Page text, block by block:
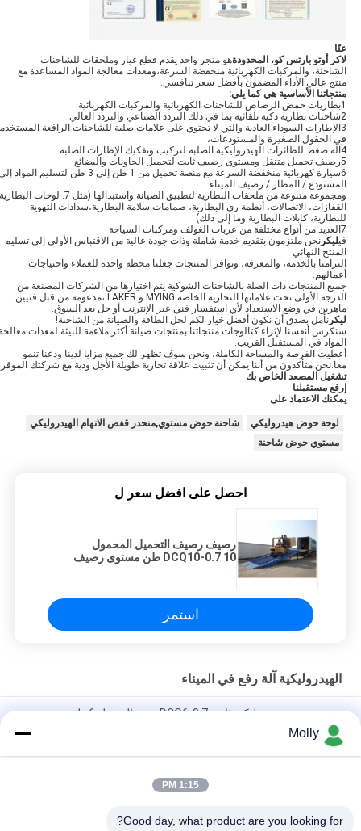
عنّا
لاكر أوتو بارتس كو، المحدودةهو متجر واحد يقدم قطع غيار وملحقات للشاحنات
الشاحنة، والمركبات الكهربائية منخفضة السرعة،ومعدات معالجة المواد المساعدة مع
منتج عالي الأداء المضمون بأفضل سعر تنافسي.
منتجاتنا الأساسية هي كما يلي:
1بطاريات حمض الرصاص للشاحنات الكهربائية والمركبات الكهربائية
2شاحنات بطارية ذكية تلقائية بما في ذلك التردد الصناعي والتردد العالي
3الإطارات السوداء العادية والتي لا تحتوي على علامات صلبة للشاحنات الرافعة
في الحقول الصغيرة والمستودعات،
4آلة ضغط للطائرات الهيدروليكية الصلبة لتركيب وتفكيك الإطارات الصلبة
5رصيف تحميل متنقل ومستوى رصيف ثابت لتحميل الحاويات والبضائع
6سيارة كهربائية منخفضة السرعة مع منصة تحميل من 1 طن إلى 3 طن لتسليم المواد
المستودع / المطار / رصيف الميناء.
ومجموعة متنوعة من ملحقات البطارية لتطبيق الصيانة واستبدالها (مثل 7. لوحات
القفازات، الاتصالات، أنظمة ري البطارية، صمامات سلامة البطارية،سدادات التهوية
للبطارية، كابلات البطارية وما إلى ذلك)
7العديد من أنواع مختلفة من عربات الغولف ومركبات السياحة
فيليكر نحن ملتزمون بتقديم خدمة شاملة وذات جودة عالية من الاقتباس الأولي إلى تسليم
المنتج النهائي
التزامنا بالخدمة، والمعرفة، وتوافر المنتجات جعلنا محطة واحدة للعملاء واحتياجات
أعمالهم.
جميع المنتجات ذات الصلة بالشاحنات الشوكية يتم اختيارها من الشركات المصنعة من
الدرجة الأولى تحت علاماتها التجارية الخاصة MYING و LAKER ،مدعومة من قبل فنيين
ماهرين في وضع الاستعداد لأي استفسار فني عبر الإنترنت أو حل بعد السوق.
ليكر نأمل بصدق أن نكون أفضل خيار لكم لحل الطاقة والصيانة من الشاحنة!
سنكرس أنفسنا لإثراء كتالوجات منتجاتنا بمنتجات صيانة أكثر ملاءمة للبيئة لمعدات
المواد في المستقبل القريب.
أعطيت الفرصة والمساحة الكاملة، ونحن سوف تظهر لك جميع مزايا لدينا ودعنا تنمو
معا.نحن متأكدون من أننا يمكن أن تثبيت علاقة تجارية طويلة الأجل ودية مع شركتك
تشغيل المصعد الخاص بك
إرفع مستقبلنا
يمكنك الاعتماد على
لوحة حوض هيدروليكي
شاحنة حوض مستوي,منحدر قفص الاتهام الهيدروليكي
مستوي حوض شاحنة
احصل على افضل سعر ل
رصيف رصيف التحميل المحمول
DCQ10-0.7 10 طن مستوى رصيف
استمر
الهيدروليكية آلة رفع في الميناء
منحدر حوض هيدروليكي ثابت DCQ6-0.7 سعة التحميل 6 طن
10 طن ثابت الهيدروليكية حوض مستوي ، المحمولة تحميل منحدر قفص
الاتهام DCQ10-0.7
Molly
1:15 PM
Good day, what product are you looking for?